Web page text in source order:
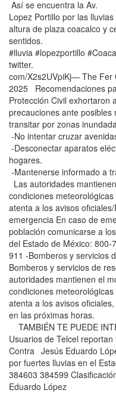
Así se encuentra la Av.
Lopez Portillo por las
altura de plaza coacalco y
sentidos.
#lluvia #lopezportillo
twitter.
com/X2s2UVpiKj— The Fer
2025 Recomendaciones
Protección Civil exhortaron
precauciones ante
transitar por zonas
-No intentar cruzar
-Desconectar aparatos
hogares.
-Mantenerse informado a
Las autoridades
condiciones
atenta a los avisos
emergencia En caso de
población comunicarse a
del Estado de México:
911 -Bomberos y servicios
Bomberos y servicios de
autoridades mantienen el
condiciones
atenta a los avisos
en las próximas horas.
TAMBIÉN TE PUEDE
Usuarios de Telcel
Contra Jesús Eduardo
por fuertes lluvias en el
384603 384599
Eduardo López